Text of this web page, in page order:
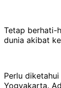
Tetap berhati-
dunia akibat
Perlu
Yogyakarta.